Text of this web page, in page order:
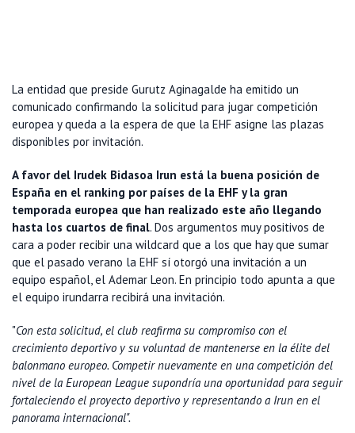
La entidad que preside Gurutz Aginagalde ha emitido un
comunicado confirmando la solicitud para jugar competición
europea y queda a la espera de que la EHF asigne las plazas
disponibles por invitación.
A favor del Irudek Bidasoa Irun está la buena posición de
España en el ranking por países de la EHF y la gran
temporada europea que han realizado este año llegando
hasta los cuartos de final. Dos argumentos muy positivos de
cara a poder recibir una wildcard que a los que hay que sumar
que el pasado verano la EHF sí otorgó una invitación a un
equipo español, el Ademar Leon. En principio todo apunta a que
el equipo irundarra recibirá una invitación.
"Con esta solicitud, el club reafirma su compromiso con el
crecimiento deportivo y su voluntad de mantenerse en la élite del
balonmano europeo. Competir nuevamente en una competición del
nivel de la European League supondría una oportunidad para seguir
fortaleciendo el proyecto deportivo y representando a Irun en el
panorama internacional".